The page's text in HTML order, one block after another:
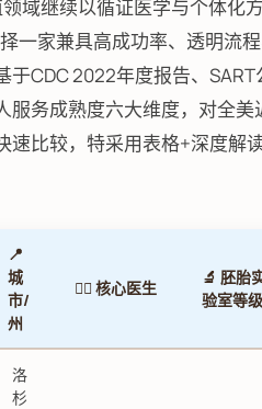
域继续以循证医学与个体化
一家兼具高成功率、透明流
于CDC 2022年度报告、
服务成熟度六大维度，对全
速比较，特采用表格+深度解
📍
城
市/
州
👨‍⚕️ 核心医生
🔬 胚胎
验室等级
洛
杉